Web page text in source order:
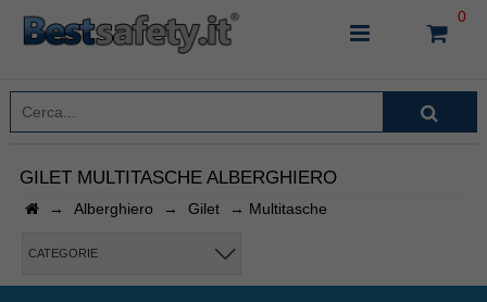
0
INSERISCI IL NOME DEL PRODOTTO CHE STAI
GILET MULTITASCHE ALBERGHIERO
→ Alberghiero → Gilet → Multitasche
CATEGORIE